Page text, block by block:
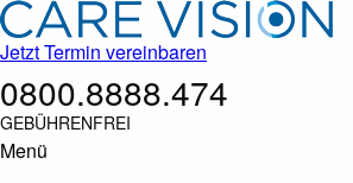
Jetzt Termin vereinbaren
0800.8888.474
GEBÜHRENFREI
Menü